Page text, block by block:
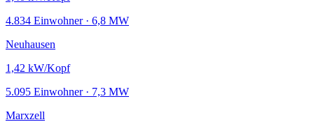
4.834 Einwohner · 6,8 MW
Neuhausen
1,42 kW/Kopf
5.095 Einwohner · 7,3 MW
Marxzell